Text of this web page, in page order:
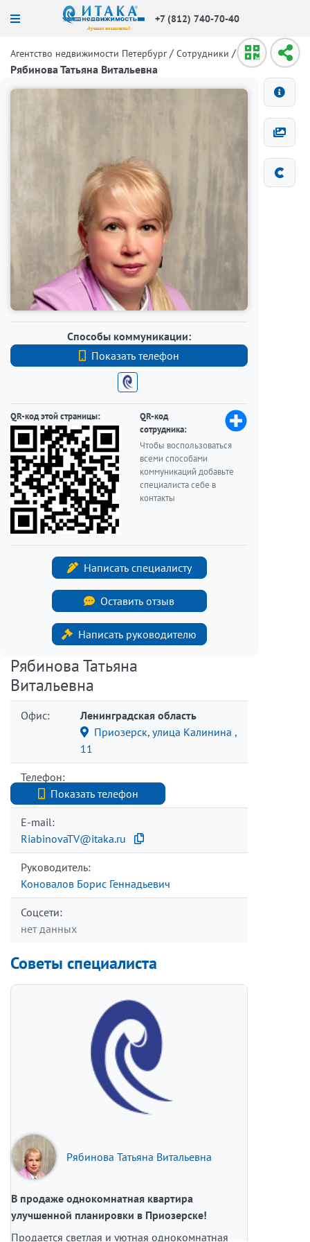
+7 (812) 740-70-40
Агентство недвижимости Петербург / Сотрудники /
Рябинова Татьяна Витальевна
Способы коммуникации:
Показать телефон
+7 (812) 740-70-40
QR-код этой страницы:
QR-код
сотрудника:
Чтобы воспользоваться
всеми способами
коммуникаций добавьте
специалиста себе в
контакты
Написать специалисту
Оставить отзыв
Написать руководителю
Рябинова Татьяна
Витальевна
Офис:
Ленинградская область
Приозерск, улица Калинина ,
11
Телефон:
Показать телефон
+7 (812) 740-70-40
E-mail:
RiabinovaTV@itaka.ru
Руководитель:
Коновалов Борис Геннадьевич
Соцсети:
нет данных
Советы специалиста
Рябинова Татьяна Витальевна
В продаже однокомнатная квартира
улучшенной планировки в Приозерске!
Продается светлая и уютная однокомнатная